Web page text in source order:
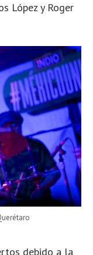
López y Roger
debido a la